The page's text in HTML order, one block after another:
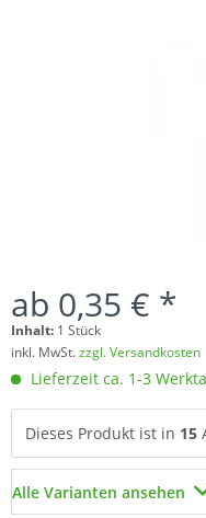
ab 0,35 € *
Inhalt: 1 Stück
inkl. MwSt.zzgl. Versandkosten
Lieferzeit ca. 1-3
Dieses Produkt ist in 15
Alle Varianten ansehen